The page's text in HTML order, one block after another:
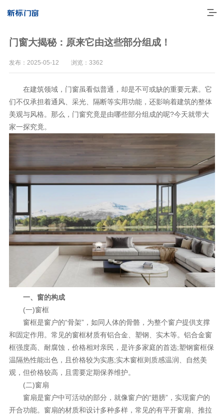
高端门窗
一体化产品
门窗实力派
新标赋能中心
加盟合作
品牌资讯
新标铝业
门窗大揭秘：原来它由这些部分组成！
发布：2025-05-12 浏览：3362
在建筑领域，门窗虽看似普通，却是不可或缺的重要元素。它
们不仅承担着通风、采光、隔断等实用功能，还影响着建筑的整体
美观与风格。那么，门窗究竟是由哪些部分组成的呢?今天就带大
家一探究竟。
一、窗的构成
(一)窗框
窗框是窗户的“骨架”，如同人体的骨骼，为整个窗户提供支撑
和固定作用。常见的窗框材质有铝合金、塑钢、实木等。铝合金窗
框强度高、耐腐蚀，价格相对亲民，是许多家庭的首选;塑钢窗框保
温隔热性能出色，且价格较为实惠;实木窗框则质感温润、自然美
观，但价格较高，且需要定期保养维护。
(二)窗扇
窗扇是窗户中可活动的部分，就像窗户的“翅膀”，实现窗户的
开合功能。窗扇的材质和设计多种多样，常见的有平开窗扇、推拉